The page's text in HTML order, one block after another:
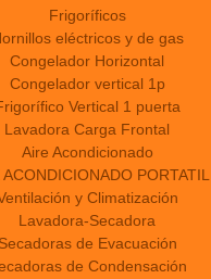
Frigoríficos
eléctricos y de gas
Congelador Horizontal
Congelador vertical 1p
Vertical 1 puerta
Lavadora Carga Frontal
Aire Acondicionado
ACONDICIONADO PORTATIL
y Climatización
Lavadora-Secadora
Secadoras de Evacuación
de Condensación